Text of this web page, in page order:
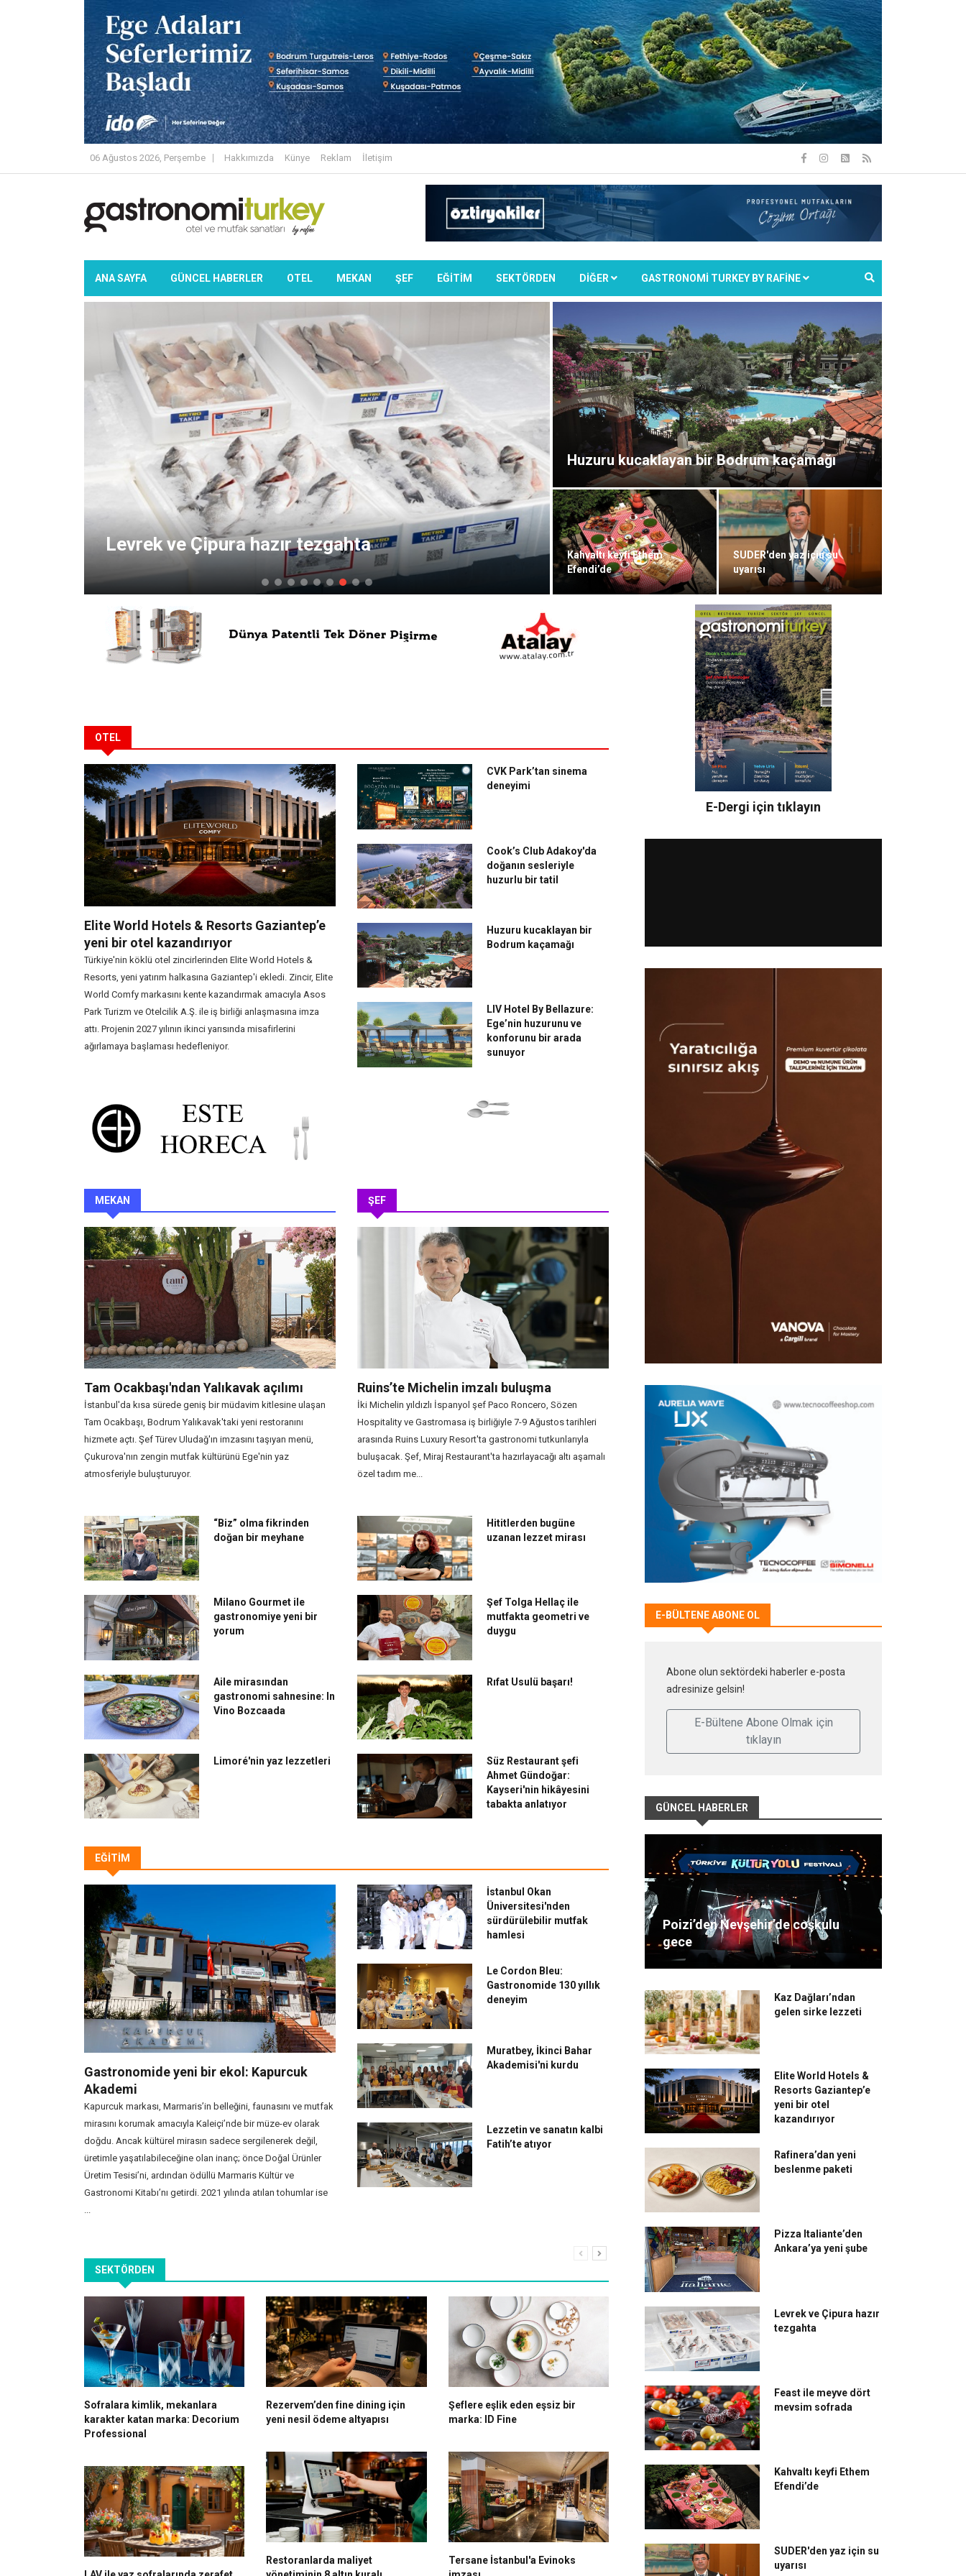
06 Ağustos 2026, Perşembe Hakkımızda Künye Reklam İletişim
ANA SAYFA GÜNCEL HABERLER OTEL MEKAN ŞEF EĞİTİM SEKTÖRDEN DIĞER GASTRONOMİ TURKEY BY RAFİNE
Levrek ve Çipura hazır tezgahta Feast ile meyve dört mevsim sofrada
Huzuru kucaklayan bir Bodrum kaçamağı
Kahvaltı keyfi Ethem
Efendi’de
SUDER'den yaz için su
uyarısı
OTEL
Elite World Hotels & Resorts Gaziantep’e
yeni bir otel kazandırıyor
Türkiye'nin köklü otel zincirlerinden Elite World Hotels &
Resorts, yeni yatırım halkasına Gaziantep'i ekledi. Zincir, Elite
World Comfy markasını kente kazandırmak amacıyla Asos
Park Turizm ve Otelcilik A.Ş. ile iş birliği anlaşmasına imza
attı. Projenin 2027 yılının ikinci yarısında misafirlerini
ağırlamaya başlaması hedefleniyor.
CVK Park’tan sinema
deneyimi
Cook’s Club Adakoy'da
doğanın sesleriyle
huzurlu bir tatil
Huzuru kucaklayan bir
Bodrum kaçamağı
LIV Hotel By Bellazure:
Ege’nin huzurunu ve
konforunu bir arada
sunuyor
MEKAN
Tam Ocakbaşı'ndan Yalıkavak açılımı
İstanbul'da kısa sürede geniş bir müdavim kitlesine ulaşan
Tam Ocakbaşı, Bodrum Yalıkavak'taki yeni restoranını
hizmete açtı. Şef Türev Uludağ'ın imzasını taşıyan menü,
Çukurova'nın zengin mutfak kültürünü Ege'nin yaz
atmosferiyle buluşturuyor.
“Biz” olma fikrinden
doğan bir meyhane
Milano Gourmet ile
gastronomiye yeni bir
yorum
Aile mirasından
gastronomi sahnesine: In
Vino Bozcaada
Limoré'nin yaz lezzetleri
ŞEF
Ruins’te Michelin imzalı buluşma
İki Michelin yıldızlı İspanyol şef Paco Roncero, Sözen
Hospitality ve Gastromasa iş birliğiyle 7-9 Ağustos tarihleri
arasında Ruins Luxury Resort'ta gastronomi tutkunlarıyla
buluşacak. Şef, Miraj Restaurant'ta hazırlayacağı altı aşamalı
özel tadım me...
Hititlerden bugüne
uzanan lezzet mirası
Şef Tolga Hellaç ile
mutfakta geometri ve
duygu
Rıfat Usulü başarı!
Süz Restaurant şefi
Ahmet Gündoğar:
Kayseri'nin hikâyesini
tabakta anlatıyor
EĞİTİM
Gastronomide yeni bir ekol: Kapurcuk
Akademi
Kapurcuk markası, Marmaris’in belleğini, faunasını ve mutfak
mirasını korumak amacıyla Kaleiçi’nde bir müze-ev olarak
doğdu. Ancak kültürel mirasın sadece sergilenerek değil,
üretimle yaşatılabileceğine olan inanç; önce Doğal Ürünler
Üretim Tesisi’ni, ardından ödüllü Marmaris Kültür ve
Gastronomi Kitabı’nı getirdi. 2021 yılında atılan tohumlar ise
İstanbul Okan
Üniversitesi'nden
sürdürülebilir mutfak
hamlesi
Le Cordon Bleu:
Gastronomide 130 yıllık
deneyim
Muratbey, İkinci Bahar
Akademisi'ni kurdu
Lezzetin ve sanatın kalbi
Fatih’te atıyor
SEKTÖRDEN
Sofralara kimlik, mekanlara
karakter katan marka: Decorium
Professional
Rezervem’den fine dining için
yeni nesil ödeme altyapısı
Restoranlarda maliyet
Şeflere eşlik eden eşsiz bir
marka: ID Fine
Tersane İstanbul'a Evinoks
Türk gıda sektöründe yeni bir güç
birliği: TURGİD
Korkmaz, kültürü ve değeri
Evinoks’tan gastronomiye yeni
NG Kütahya Seramik ve Kütahya
E-Dergi için tıklayın
E-BÜLTENE ABONE OL
Abone olun sektördeki haberler e-posta
adresinize gelsin!
E-Bültene Abone Olmak için
tıklayın
GÜNCEL HABERLER
Poizi’den Nevşehir’de coşkulu
gece
Kaz Dağları’ndan
gelen sirke lezzeti
Elite World Hotels &
Resorts Gaziantep’e
yeni bir otel
kazandırıyor
Rafinera’dan yeni
beslenme paketi
Pizza Italiante’den
Ankara’ya yeni şube
Levrek ve Çipura hazır
tezgahta
Feast ile meyve dört
mevsim sofrada
Kahvaltı keyfi Ethem
Efendi’de
SUDER'den yaz için su
uyarısı